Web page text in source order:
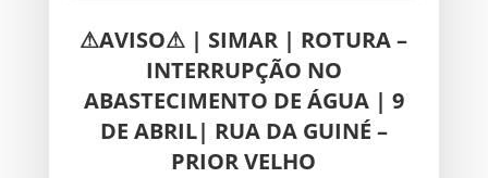
⚠AVISO⚠ | SIMAR | ROTURA –
INTERRUPÇÃO NO
ABASTECIMENTO DE ÁGUA | 9
DE ABRIL| RUA DA GUINÉ –
PRIOR VELHO